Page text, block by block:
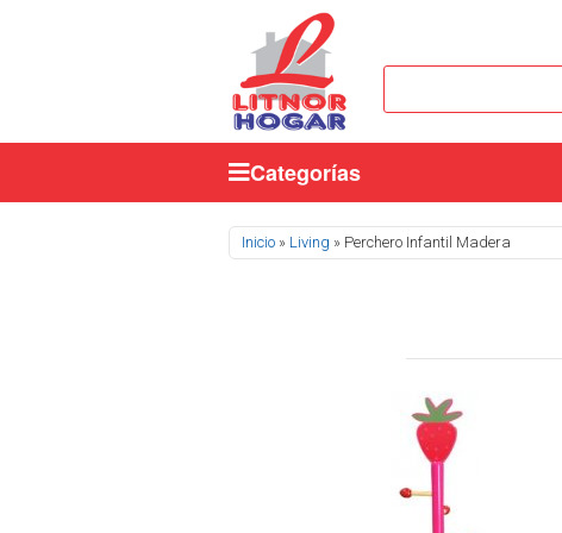
Categorías
Se encuentra usted aquí
Inicio » Living » Perchero Infantil Madera